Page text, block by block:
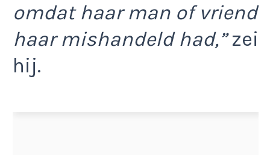
omdat haar man of vriend
haar mishandeld had,”zei
hij.